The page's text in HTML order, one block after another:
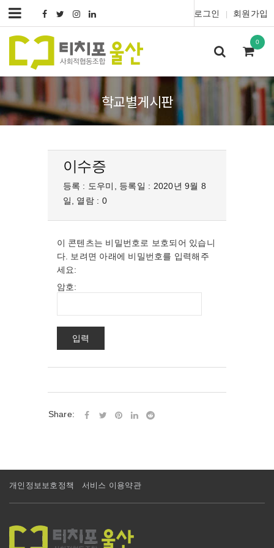
로그인 회원가입
0
학교별게시판
이수증
등록 : 도우미, 등록일 : 2020년 9월 8
일, 열람 : 0
이 콘텐츠는 비밀번호로 보호되어 있습니
다. 보려면 아래에 비밀번호를 입력해주
세요:
암호:
Share:
개인정보보호정책 서비스 이용약관